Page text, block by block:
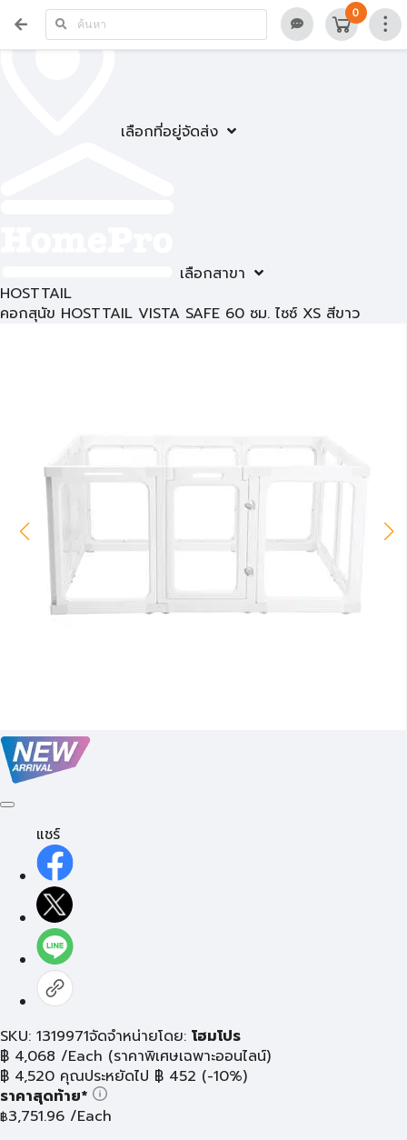
เลือกที่อยู่จัดส่ง
เลือกสาขา
0
HOSTTAIL
คอกสุนัข HOSTTAIL VISTA SAFE 60 ซม. ไซซ์ XS สีขาว
แชร์
SKU: 1319971จัดจำหน่ายโดย: โฮมโปร
฿ 4,068 /Each (ราคาพิเศษเฉพาะออนไลน์)
฿ 4,520 คุณประหยัดไป ฿ 452 (-10%)
ราคาสุดท้าย*
฿3,751.96 /Each